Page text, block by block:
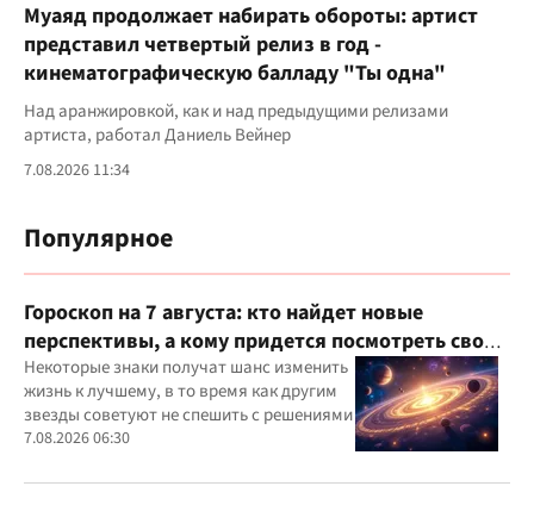
Муаяд продолжает набирать обороты: артист
представил четвертый релиз в год -
кинематографическую балладу "Ты одна"
Над аранжировкой, как и над предыдущими релизами
артиста, работал Даниель Вейнер
7.08.2026 11:34
Популярное
Гороскоп на 7 августа: кто найдет новые
перспективы, а кому придется посмотреть свои
приоритеты
Некоторые знаки получат шанс изменить
жизнь к лучшему, в то время как другим
звезды советуют не спешить с решениями
7.08.2026 06:30